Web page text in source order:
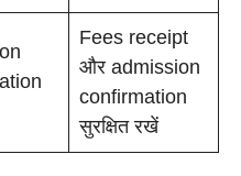
Fees receipt
और admission
confirmation
सुरक्षित रखें